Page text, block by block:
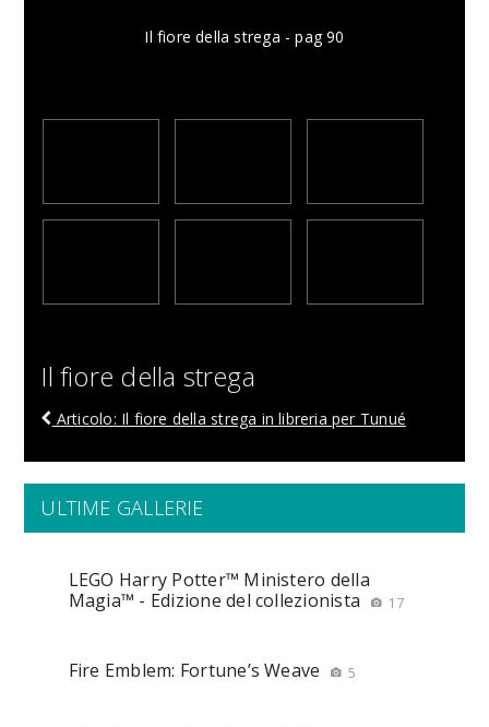
Il fiore della strega - pag 90
Il fiore della strega
Articolo: Il fiore della strega in libreria per Tunué
ULTIME GALLERIE
LEGO Harry Potter™ Ministero della
Magia™ - Edizione del collezionista
17
Fire Emblem: Fortune’s Weave 5